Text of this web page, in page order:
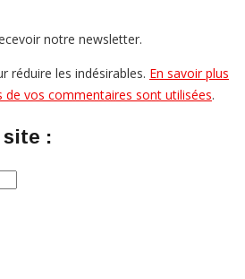
notre newsletter.
réduire les indésirables. En savoir plus
vos commentaires sont utilisées.
site :